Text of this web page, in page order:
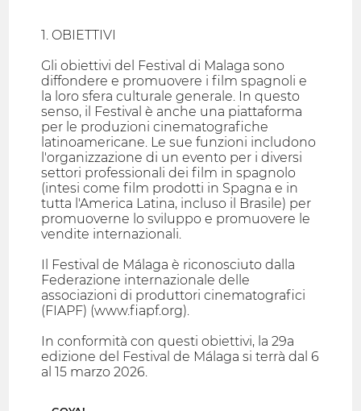
1. OBIETTIVI
Gli obiettivi del Festival di Malaga sono
diffondere e promuovere i film spagnoli e
la loro sfera culturale generale. In questo
senso, il Festival è anche una piattaforma
per le produzioni cinematografiche
latinoamericane. Le sue funzioni includono
l'organizzazione di un evento per i diversi
settori professionali dei film in spagnolo
(intesi come film prodotti in Spagna e in
tutta l'America Latina, incluso il Brasile) per
promuoverne lo sviluppo e promuovere le
vendite internazionali.
Il Festival de Málaga è riconosciuto dalla
Federazione internazionale delle
associazioni di produttori cinematografici
(FIAPF) (www.fiapf.org).
In conformità con questi obiettivi, la 29a
edizione del Festival de Málaga si terrà dal 6
al 15 marzo 2026.